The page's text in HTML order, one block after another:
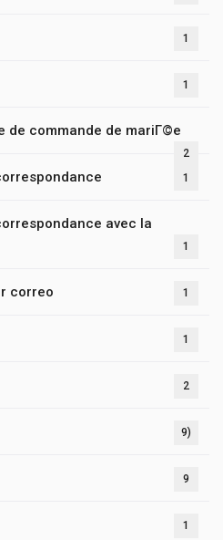
1
1
de commande de mariГ©e
2
1
avec la
1
correo 1
1
2
9)
9
1